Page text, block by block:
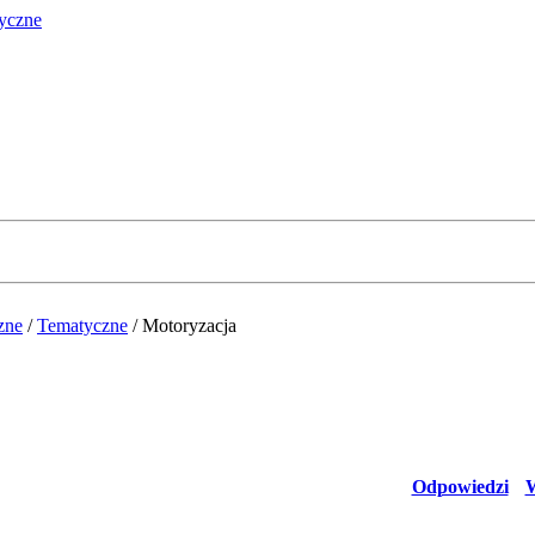
/Tematyczne /Motoryzacja
Odpowiedzi